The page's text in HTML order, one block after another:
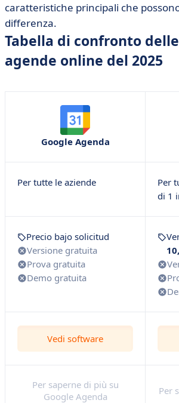
• Calendario Notion
• Pianificazione Moduleo
• Teamup
• Agenda online: cosa è importante?
caratteristiche principali che
differenza.
Tabella di confronto
agende online del 2025
Google Agenda
Per tutte le aziende
Per
di 1
Precio bajo solicitud
Versione gratuita
Prova gratuita
Demo gratuita
Vedi software
Per saperne di più su
Google Agenda
Per